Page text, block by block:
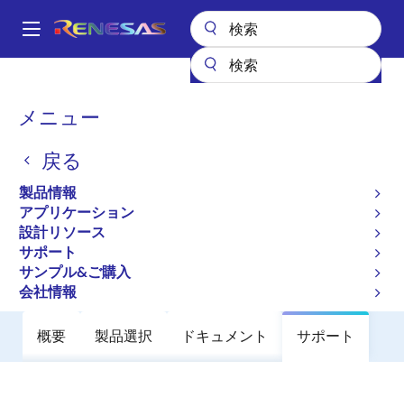
ン
Main
メニュー
戻る
製品情報
アプリケーション
設計リソース
サポート
サンプル&ご購入
会社情報
パ
く
ず
パワーディスクリート パワーMOSFET HAF2015RJ
HAF2015RJ
廃止品
Nch Dual Thermal FET 60V 2A
160mohm SOP-8 / SOIC-8
概要 製品選択 ドキュメント サポート